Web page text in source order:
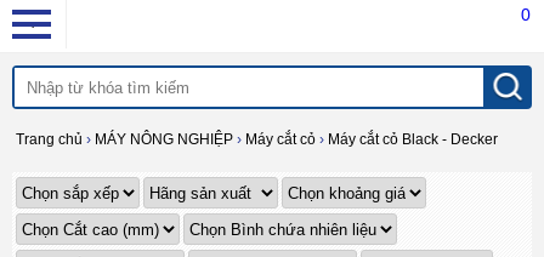
0
Trang chủ › MÁY NÔNG NGHIỆP › Máy cắt cỏ › Máy cắt cỏ Black - Decker